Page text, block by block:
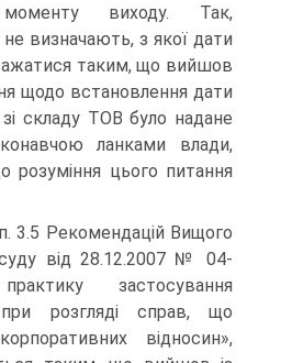
моменту виходу. Так,
не визначають, з якої дати
таким, що вийшов
щодо встановлення дати
складу ТОВ було надане
ланками влади,
розуміння цього питання
3.5 Рекомендацій Вищого
суду від 28.12.2007 № 04-
застосування
при розгляді справ, що
відносин»,